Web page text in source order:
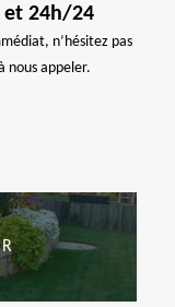
et 24h/24
n’hésitez pas
nous appeler.